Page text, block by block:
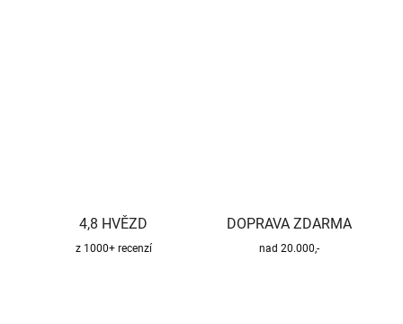
4,8 HVĚZD
z 1000+ recenzí
DOPRAVA ZDARMA
nad 20.000,-